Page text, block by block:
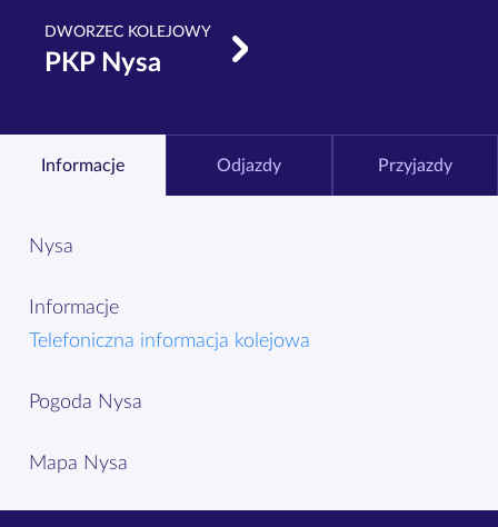
DWORZEC KOLEJOWY
PKP Nysa
Informacje Odjazdy Przyjazdy
Nysa
Informacje
Telefoniczna informacja kolejowa
Pogoda Nysa
Mapa Nysa